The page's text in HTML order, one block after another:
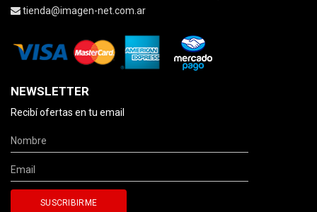
tienda@imagen-net.com.ar
NEWSLETTER
Recibí ofertas en tu email